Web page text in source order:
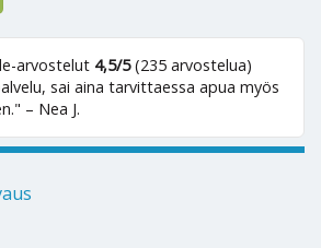
arvostelut 4,5/5(235 arvostelua)
sai aina tarvittaessa apua myös
– Nea J.
Arctic Wood 35 määrä